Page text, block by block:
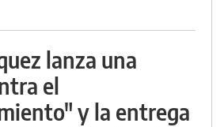
lanza una
el
y la entrega